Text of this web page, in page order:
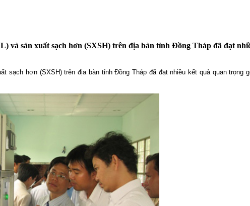
sản xuất sạch hơn (SXSH) trên địa bàn tỉnh Đồng Tháp đã đạt
hơn (SXSH) trên địa bàn tỉnh Đồng Tháp đã đạt nhiều kết quả quan trọng